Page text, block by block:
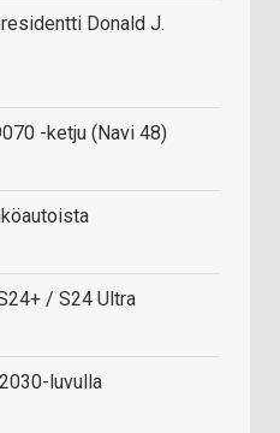
Donald J.
-ketju (Navi 48)
/ S24 Ultra
luvulla